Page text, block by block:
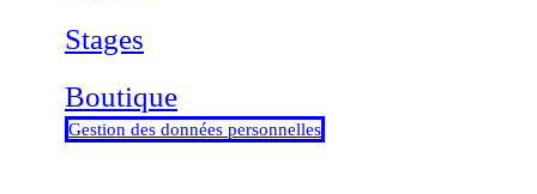
Stages
Boutique
Gestion des données personnelles